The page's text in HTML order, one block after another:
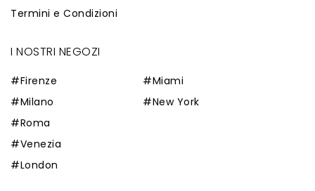
Termini e Condizioni
I NOSTRI NEGOZI
#Firenze
#Milano
#Roma
#Venezia
#London
#Miami
#New York